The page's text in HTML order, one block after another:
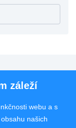
záleží
webu a s
našich